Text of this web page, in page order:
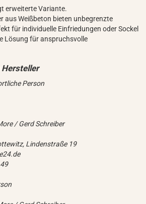
erweiterte Variante.
aus Weißbeton bieten unbegrenzte
für individuelle Einfriedungen oder Sockel
Lösung für anspruchsvolle
Person
/ Gerd Schreiber
Lindenstraße 19